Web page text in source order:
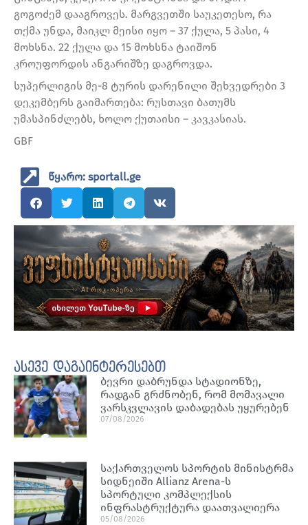
გოგოძემ დააგროვეს. მარგვეთში საუკეთესო, რა
თქმა უნდა, მაიკლ მეისი იყო – 37 ქულა, 5 პასი, 4
მოხსნა. 22 ქულა და 15 მოხსნა ტაიშონ
კროუფორდის ანგარიშზე დაგროვდა.
სუპერლიგის მე-8 ტურის დარენილი შეხვედრები 3
დეკემბერს გაიმართება: რუსთავი ბათუმს
უმასპინძლებს, ხოლო ქუთაისი – კავკასიას.
GBF
წყარო: sportall.ge
ასევე დაგაინტერესებთ
ბევრი დაბრუნდა სტადიონზე,
რადგან გრძნობენ, რომ მომავალი
ვარსკვლავის დაბადებას უყურებენ
07/08/2026
საქართველოს სპორტის მინისტრმა
სიდნეიში Allianz Arena-ს
სპორტული კომპლექსის
ინფრასტრუქტურა დაათვალიერა
05/08/2026